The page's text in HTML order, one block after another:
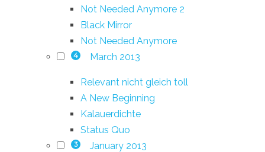
Not Needed Anymore 2
Black Mirror
Not Needed Anymore
4 March 2013
Relevant nicht gleich toll
A New Beginning
Kalauerdichte
Status Quo
3 January 2013